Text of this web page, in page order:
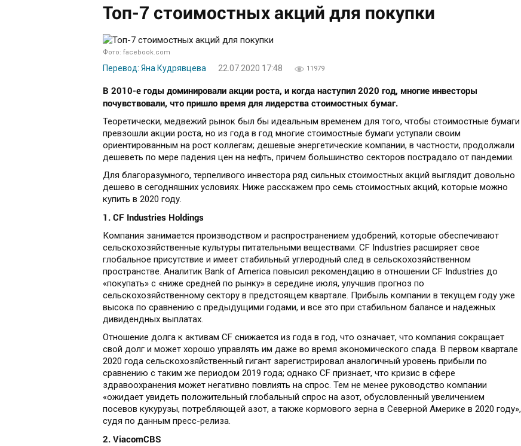
Топ-7 стоимостных акций для покупки
Фото: facebook.com
Перевод: Яна Кудрявцева 22.07.2020 17:48 11979
В 2010-е годы доминировали акции роста, и когда наступил 2020 год, многие инвесторы
почувствовали, что пришло время для лидерства стоимостных бумаг.
Теоретически, медвежий рынок был бы идеальным временем для того, чтобы стоимостные бумаги
превзошли акции роста, но из года в год многие стоимостные бумаги уступали своим
ориентированным на рост коллегам; дешевые энергетические компании, в частности, продолжали
дешеветь по мере падения цен на нефть, причем большинство секторов пострадало от пандемии.
Для благоразумного, терпеливого инвестора ряд сильных стоимостных акций выглядит довольно
дешево в сегодняшних условиях. Ниже расскажем про семь стоимостных акций, которые можно
купить в 2020 году.
1. CF Industries Holdings
Компания занимается производством и распространением удобрений, которые обеспечивают
сельскохозяйственные культуры питательными веществами. CF Industries расширяет свое
глобальное присутствие и имеет стабильный углеродный след в сельскохозяйственном
пространстве. Аналитик Bank of America повысил рекомендацию в отношении CF Industries до
«покупать» с «ниже средней по рынку» в середине июля, улучшив прогноз по
сельскохозяйственному сектору в предстоящем квартале. Прибыль компании в текущем году уже
высока по сравнению с предыдущими годами, и все это при стабильном балансе и надежных
дивидендных выплатах.
Отношение долга к активам CF снижается из года в год, что означает, что компания сокращает
свой долг и может хорошо управлять им даже во время экономического спада. В первом квартале
2020 года сельскохозяйственный гигант зарегистрировал аналогичный уровень прибыли по
сравнению с таким же периодом 2019 года; однако CF признает, что кризис в сфере
здравоохранения может негативно повлиять на спрос. Тем не менее руководство компании
«ожидает увидеть положительный глобальный спрос на азот, обусловленный увеличением
посевов кукурузы, потребляющей азот, а также кормового зерна в Северной Америке в 2020 году»,
судя по данным пресс-релиза.
2. ViacomCBS